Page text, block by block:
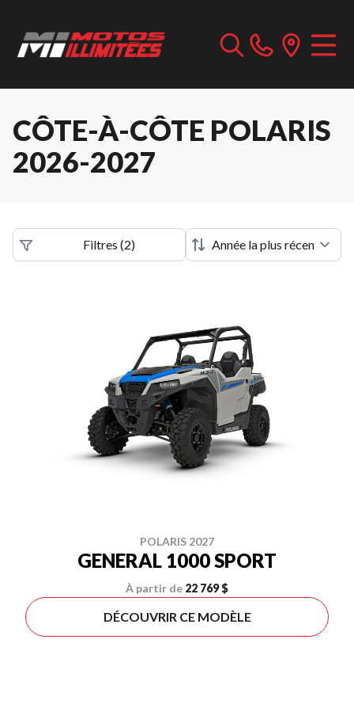
CÔTE-À-CÔTE POLARIS
2026-2027
Filtres (2)
POLARIS 2027
GENERAL 1000 SPORT
À partir de 22 769 $
DÉCOUVRIR CE MODÈLE